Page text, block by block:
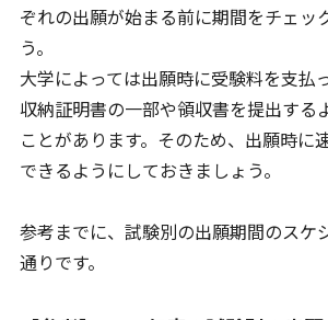
ぞれの出願が始まる前に期間をチェッ
う。
大学によっては出願時に受験料を支払
収納証明書の一部や領収書を提出する
ことがあります。そのため、出願時に
できるようにしておきましょう。
参考までに、試験別の出願期間のスケ
通りです。